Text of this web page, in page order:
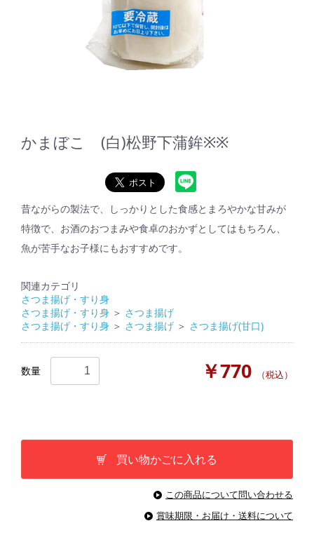
かまぼこ (白)松野下蒲鉾※※
昔ながらの製法で、しっかりとした食感とまろやかな甘みが
特徴で、お酒のおつまみや食卓のおかずとしてはもちろん、
魚が苦手なお子様にもおすすめです。
関連カテゴリ
さつま揚げ・すり身
さつま揚げ・すり身 ＞ さつま揚げ
さつま揚げ・すり身 ＞ さつま揚げ ＞ さつま揚げ(甘口)
￥770 （税込）
数量
買い物かごに入れる
この商品について問い合わせる
賞味期限・お届け・送料について